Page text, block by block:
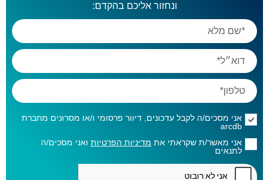
ונחזור אליכם בהקדם:
אני מסכים/ה לקבל עדכונים, דיוור פרסומי ו/או מסרונים מחברת
arcdb
אני מאשר/ת שקראתי את מדיניות הפרטיות ואני מסכים/ה
לתנאים